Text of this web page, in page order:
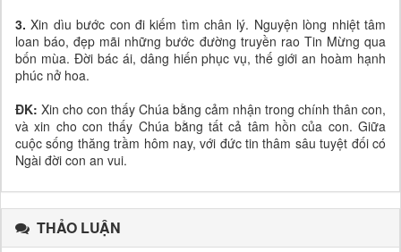
3.Xin dìu bước con đi kiếm tìm chân lý. Nguyện lòng nhiệt tâm
loan báo, đẹp mãi những bước đường truyền rao Tin Mừng qua
bốn mùa. Đời bác ái, dâng hiến phục vụ, thế giới an hoàm hạnh
phúc nở hoa.
ĐK: Xin cho con thấy Chúa bằng cảm nhận trong chính thân con,
và xin cho con thấy Chúa bằng tất cả tâm hồn của con. Giữa
cuộc sống thăng trầm hôm nay, với đức tin thâm sâu tuyệt đối có
Ngài đời con an vui.
THẢO LUẬN